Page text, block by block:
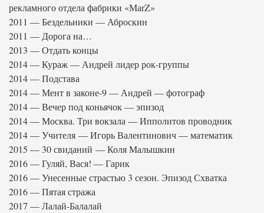
рекламного отдела фабрики «МаrZ»
2011 — Бездельники — Аброскин
2011 — Дорога на…
2013 — Отдать концы
2014 — Кураж — Андрей лидер рок-группы
2014 — Подстава
2014 — Мент в законе-9 — Андрей — фотограф
2014 — Вечер под коньячок — эпизод
2014 — Москва. Три вокзала — Ипполитов проводник
2014 — Учителя — Игорь Валентинович — математик
2015 — 30 свиданий — Коля Малышкин
2016 — Гуляй, Вася! — Гарик
2016 — Унесенные страстью 3 сезон. Эпизод Схватка
2016 — Пятая стража
2017 — Лалай-Балалай